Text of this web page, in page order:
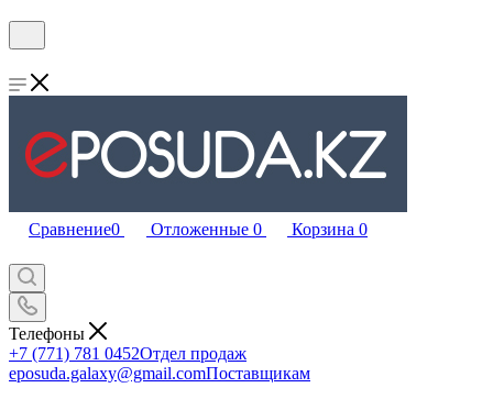
Сравнение0 Отложенные 0 Корзина 0
Телефоны
+7 (771) 781 0452Отдел продаж
eposuda.galaxy@gmail.comПоставщикам